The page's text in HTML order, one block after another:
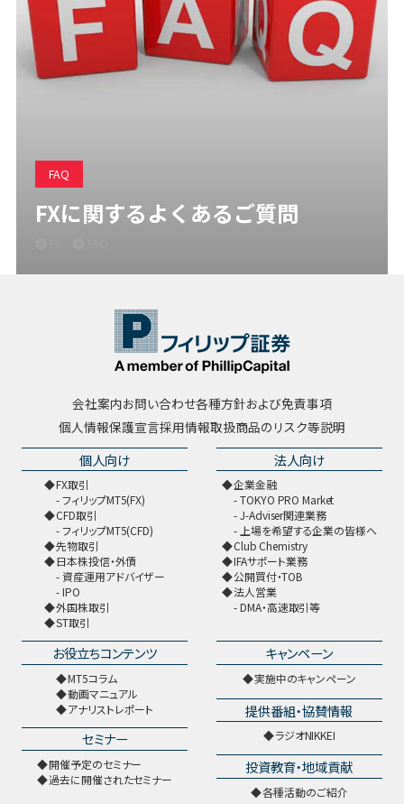
FAQ
FXに関するよくあるご質問
会社案内お問い合わせ各種方針および免責事項
個人情報保護宣言採用情報取扱商品のリスク等説明
個人向け
FX取引
フィリップMT5(FX)
CFD取引
フィリップMT5(CFD)
先物取引
日本株投信・外債
資産運用アドバイザー
IPO
外国株取引
ST取引
法人向け
企業金融
TOKYO PRO Market
J-Adviser関連業務
上場を希望する企業の皆様へ
Club Chemistry
IFAサポート業務
公開買付・TOB
法人営業
DMA・高速取引等
お役立ちコンテンツ
MT5コラム
動画マニュアル
アナリストレポート
セミナー
開催予定のセミナー
過去に開催されたセミナー
キャンペーン
実施中のキャンペーン
提供番組・協賛情報
ラジオNIKKEI
投資教育・地域貢献
各種活動のご紹介